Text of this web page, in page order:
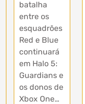
batalha
entre os
esquadrões
Red e Blue
continuará
em Halo 5:
Guardians e
os donos de
Xbox One…